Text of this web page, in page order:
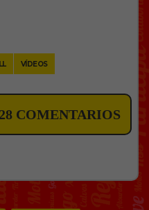
VÍDEOS
28 COMENTARIOS